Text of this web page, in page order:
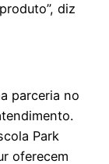
diz
parceria no
Park
oferecem